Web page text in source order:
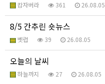
캄자버라 361 26.08.05
8/5 간추린 숏뉴스
벳럽 39 26.08.05
오늘의 날씨
하늘까지 27 26.08.05